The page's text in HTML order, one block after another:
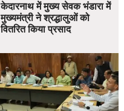
केदारनाथ में मुख्य सेवक भंडारा में
मुख्यमंत्री ने श्रद्धालुओं को
वितरित किया प्रसाद